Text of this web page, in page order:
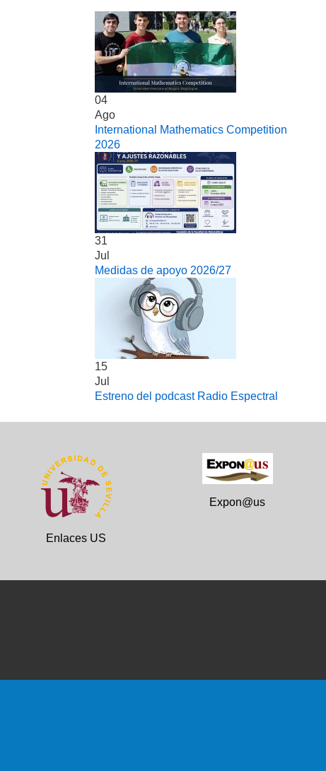
04
Ago
International Mathematics Competition
2026
31
Jul
Medidas de apoyo 2026/27
15
Jul
Estreno del podcast Radio Espectral
Enlaces US
Expon@us